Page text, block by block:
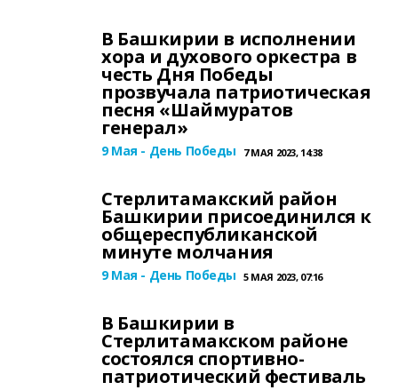
В Башкирии в исполнении
хора и духового оркестра в
честь Дня Победы
прозвучала патриотическая
песня «Шаймуратов
генерал»
9 Мая - День Победы 7 МАЯ 2023, 14:38
Стерлитамакский район
Башкирии присоединился к
общереспубликанской
минуте молчания
9 Мая - День Победы 5 МАЯ 2023, 07:16
В Башкирии в
Стерлитамакском районе
состоялся спортивно-
патриотический фестиваль